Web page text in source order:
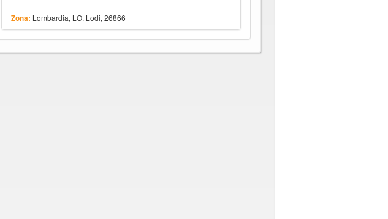
Zona: Lombardia, LO, Lodi, 26866